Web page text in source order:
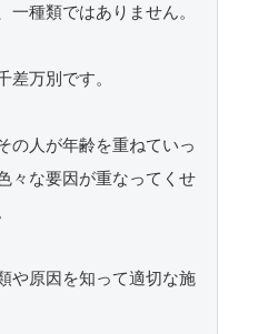
種類ではありません。
差万別です。
の人が年齢を重ねていっ
々な要因が重なってくせ
や原因を知って適切な施